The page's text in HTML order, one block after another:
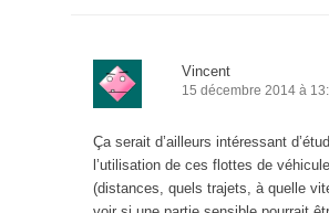
Vincent
15 décembre 2014 à
Ça serait d’ailleurs intéressant
l’utilisation de ces flottes de
(distances, quels trajets, à quelle